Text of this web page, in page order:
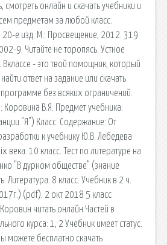
смотреть онлайн и скачать учебники и
предметам за любой класс.
20-е изд. М.: Просвещение, 2012. 319
9. Читайте не торопясь. Устное
- это твой помощник, который
ответ на задание или скачать
без всяких ограничений.
Коровина В.Я. Предмет учебника:
"Я") Класс. Содержание: От
к учебнику Ю.В. Лебедева
века. 10 класс. Тест по литературе на
"В дурном обществе" (знание
Литература. 8 класс. Учебник в 2 ч.
(pdf). 2 окт 2018 5 класс
читать онлайн Частей в
курса: 1, 2 Учебник имеет статус.
можете бесплатно скачать